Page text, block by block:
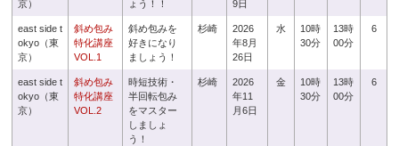
京）
ょう！！
9日
east side t
okyo（東
京）
斜め包み
特化講座
VOL.1
斜め包みを
好きになり
ましょう！
杉崎
2026
年8月
26日
水
10時
30分
13時
00分
6
east side t
okyo（東
京）
斜め包み
特化講座
VOL.2
時短技術・
半回転包み
をマスター
しましょ
う！
杉崎
2026
年11
月6日
金
10時
30分
13時
00分
6